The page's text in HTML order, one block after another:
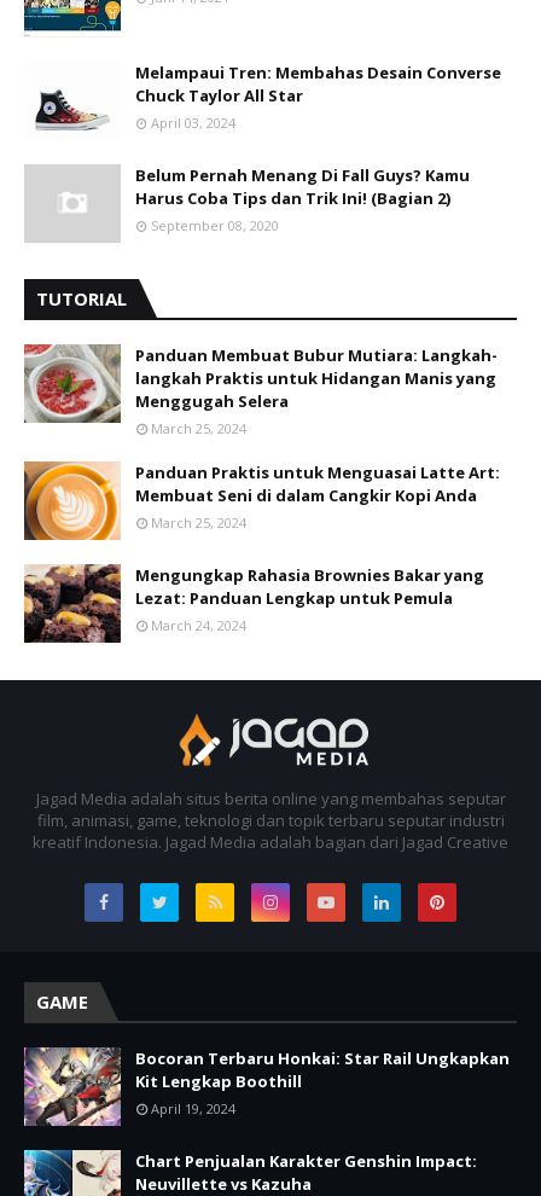
Melampaui Tren: Membahas Desain Converse
Chuck Taylor All Star
April 03, 2024
Belum Pernah Menang Di Fall Guys? Kamu
Harus Coba Tips dan Trik Ini! (Bagian 2)
September 08, 2020
TUTORIAL
Panduan Membuat Bubur Mutiara: Langkah-
langkah Praktis untuk Hidangan Manis yang
Menggugah Selera
March 25, 2024
Panduan Praktis untuk Menguasai Latte Art:
Membuat Seni di dalam Cangkir Kopi Anda
March 25, 2024
Mengungkap Rahasia Brownies Bakar yang
Lezat: Panduan Lengkap untuk Pemula
March 24, 2024
Jagad Media adalah situs berita online yang membahas seputar
film, animasi, game, teknologi dan topik terbaru seputar industri
kreatif Indonesia. Jagad Media adalah bagian dari Jagad Creative
GAME
Bocoran Terbaru Honkai: Star Rail Ungkapkan
Kit Lengkap Boothill
April 19, 2024
Chart Penjualan Karakter Genshin Impact:
Neuvillette vs Kazuha